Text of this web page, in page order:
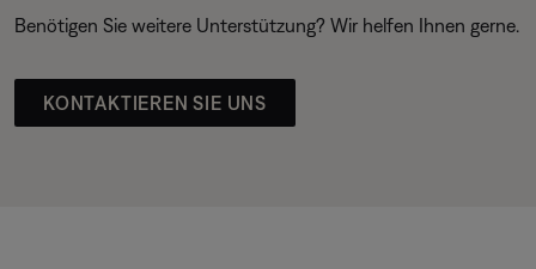
Benötigen Sie weitere Unterstützung? Wir helfen Ihnen gerne.
KONTAKTIEREN SIE UNS